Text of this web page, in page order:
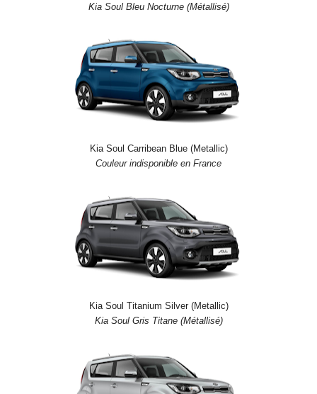
Kia Soul Bleu Nocturne (Métallisé)
Kia Soul Carribean Blue (Metallic)
Couleur indisponible en France
Kia Soul Titanium Silver (Metallic)
Kia Soul Gris Titane (Métallisé)